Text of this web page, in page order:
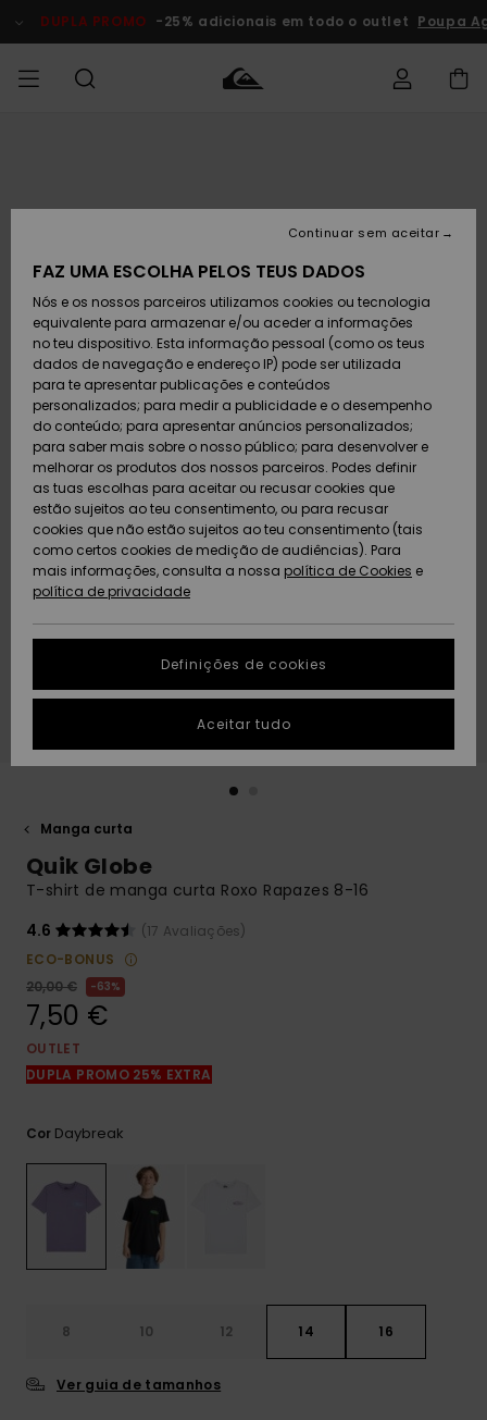
do
DUPLA PROMO -25% adicionais em todo o outlet Poupa
Calçado e
chinelos
Surfe/água
Snow
Artigos
recém-
chegados
Coleções
MENINO
Calçado e
chinelos
Surfe/água
Neve
Artigos
recém-
chegados
Highlights
MULHER
chegados
Highlights
Snow
SURF
Crianças
Highlights
Community
SNOW
Artigos
Criança
Snow Shop
Feminino
Highlights
Community
DUPLA
PROMO
Criança
Outlet
Mulher
AJUDA
Devoluções
Pagamento
Cartão
presente
Quiksilver
Freedom
Protecção de
dados
Guia de
tamanhos
conversa para
obteres a
resposta mais
rápida à tua
respostas
para as
contacto.
SUSTAINABILITY
PRESENTE
DESEJO
Manga curta
Quik Globe
T-shirt de manga curta Roxo Rapazes 8-16
4.6
(17 Avaliações)
ECO-BONUS
20,00 €
63%
7,50 €
OUTLET
DUPLA PROMO 25% EXTRA
Cor Daybreak
8 10 12 14 16
Ver guia de tamanhos
FAZ UMA ESCOLHA PELOS TEUS DADOS
Nós e os nossos parceiros utilizamos cookies ou tecnologia
equivalente para armazenar e/ou aceder a informações
no teu dispositivo. Esta informação pessoal (como os teus
dados de navegação e endereço IP) pode ser utilizada
para te apresentar publicações e conteúdos
personalizados; para medir a publicidade e o desempenho
do conteúdo; para apresentar anúncios personalizados;
para saber mais sobre o nosso público; para desenvolver e
melhorar os produtos dos nossos parceiros. Podes definir
as tuas escolhas para aceitar ou recusar cookies que
estão sujeitos ao teu consentimento, ou para recusar
cookies que não estão sujeitos ao teu consentimento (tais
como certos cookies de medição de audiências). Para
mais informações, consulta a nossa política de Cookies e
política de privacidade
Definições de cookies
Continuar sem aceitar
Aceitar tudo